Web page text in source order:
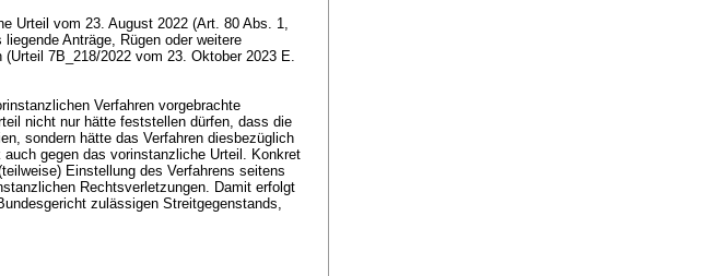
Urteil vom 23. August 2022 (Art. 80 Abs. 1,
Anträge, Rügen oder weitere
7B_218/2022 vom 23. Oktober 2023 E.
Verfahren vorgebrachte
nicht nur hätte feststellen dürfen, dass die
sondern hätte das Verfahren diesbezüglich
gegen das vorinstanzliche Urteil. Konkret
Einstellung des Verfahrens seitens
Rechtsverletzungen. Damit erfolgt
zulässigen Streitgegenstands,